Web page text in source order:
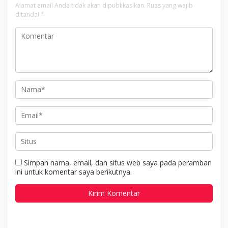
Alamat email Anda tidak akan dipublikasikan. Ruas yang wajib
ditandai *
Simpan nama, email, dan situs web saya pada peramban
ini untuk komentar saya berikutnya.